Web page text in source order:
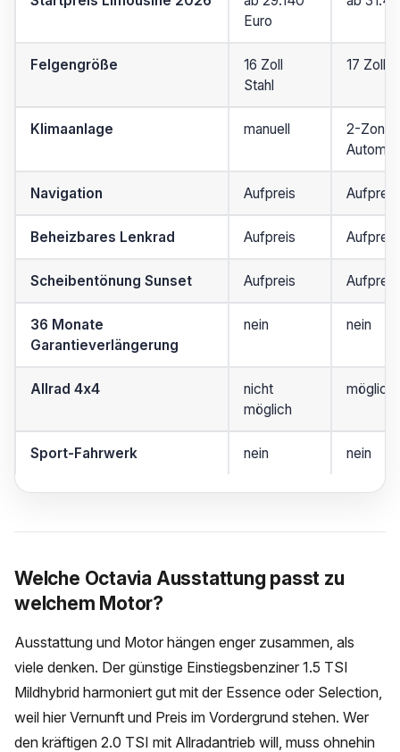
Euro
Felgengröße
16 Zoll
Stahl
17 Zoll
Klimaanlage manuell
2-
Navigation Aufpreis Aufpreis
Beheizbares Lenkrad Aufpreis Aufpreis
Scheibentönung Sunset Aufpreis Aufpreis
36 Monate
Garantieverlängerung
nein nein
Allrad 4x4
nicht
möglich
möglich
Sport-Fahrwerk nein nein
Welche Octavia Ausstattung passt zu
welchem Motor?
Ausstattung und Motor hängen enger zusammen, als
viele denken. Der günstige Einstiegsbenziner 1.5 TSI
Mildhybrid harmoniert gut mit der Essence oder Selection,
weil hier Vernunft und Preis im Vordergrund stehen. Wer
den kräftigen 2.0 TSI mit Allradantrieb will, muss ohnehin